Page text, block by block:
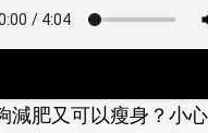
減肥又可以瘦身？小